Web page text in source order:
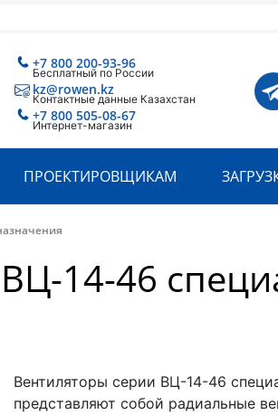
+7 800 200-93-96
Бесплатный по России
+7 800 505-08-67
Интернет-магазин
kz@rowen.kz
Контактные данные Казахстан
ПРОЕКТИРОВЩИКАМ
14-46
Вентиляторы серии ВЦ-14-46
представляют собой радиальные